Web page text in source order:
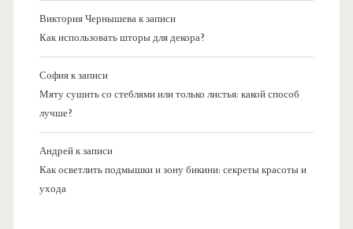
Виктория Чернышевак записи
Как использовать шторы для декора?
Софияк записи
Мяту сушить со стеблями или только листья: какой способ
лучше?
Андрейк записи
Как осветлить подмышки и зону бикини: секреты красоты и
ухода